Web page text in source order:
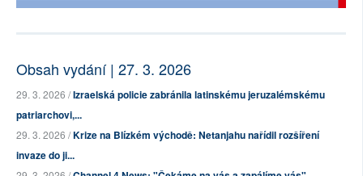
Obsah vydání | 27. 3. 2026
29. 3. 2026 /Izraelská policie zabránila latinskému jeruzalémskému
patriarchovi,...
29. 3. 2026 /Krize na Blízkém východě: Netanjahu nařídil rozšíření
invaze do ji...